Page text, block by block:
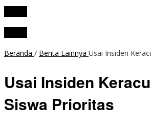
Beranda / Berita Lainnya Usai Insiden
Usai Insiden
Siswa Prioritas